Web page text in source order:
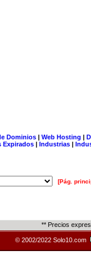
Dominios| Web Hosting |
Expirados | Industrias |
[Pág.
** Precios
© 2002/2022 Solo10.com